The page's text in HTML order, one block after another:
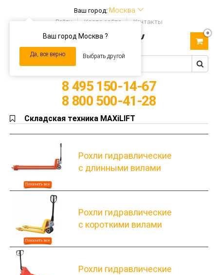
Ваш город: Москва
Ваш город Москва ?
Да, все верно Выбрать другой
Войти Карта сайта Контакты
navigation
0
8 495 150-14-67
8 800 500-41-28
Складская техника MAXiLIFT
Рохли гидравлические
с длинными вилами
Рохли гидравлические
с короткими вилами
Рохли гидравлические